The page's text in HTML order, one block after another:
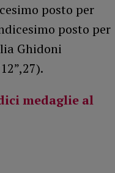
posto per
posto per
Ghidoni
medaglie al